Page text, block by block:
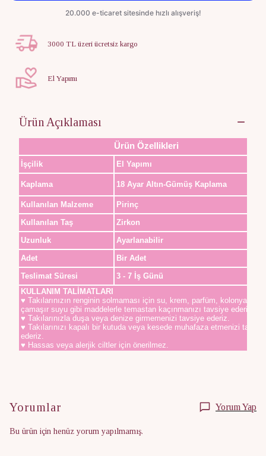
3000 TL üzeri ücretsiz kargo
El Yapımı
Ürün Açıklaması
Ürün Özellikleri
İşçilik El Yapımı
Kaplama 18 Ayar Altın-Gümüş Kaplama
Kullanılan Malzeme
Pirinç
Kullanılan Taş
Zirkon
Uzunluk
Ayarlanabilir
Adet
Bir Adet
Teslimat Süresi
3 - 7 İş Günü
KULLANIM TALİMATLARI
♥ Takılarınızın renginin solmaması için su, krem, parfüm, kolonya,
çamaşır suyu gibi maddelerle temastan kaçınmanızı tavsiye ederiz.
♥ Takılarınızla duşa veya denize girmemenizi tavsiye ederiz.
♥ Takılarınızı kapalı bir kutuda veya kesede muhafaza etmenizi
ederiz.
♥ Hassas veya alerjik ciltler için önerilmez.
Yorumlar Yorum Yap
Bu ürün için henüz yorum yapılmamış.